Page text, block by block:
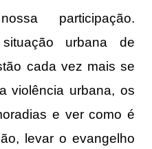
participação.
urbana de
cada vez mais se
violência urbana, os
e ver como é
levar o evangelho